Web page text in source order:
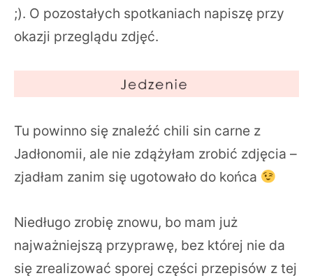
;). O pozostałych spotkaniach napiszę przy
okazji przeglądu zdjęć.
Tu powinno się znaleźć chili sin carne z
Jadłonomii, ale nie zdążyłam zrobić zdjęcia –
zjadłam zanim się ugotowało do końca
Niedługo zrobię znowu, bo mam już
najważniejszą przyprawę, bez której nie da
się zrealizować sporej części przepisów z tej